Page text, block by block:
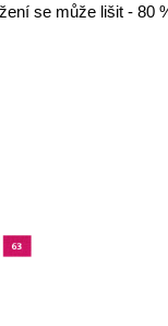
se může lišit - 80